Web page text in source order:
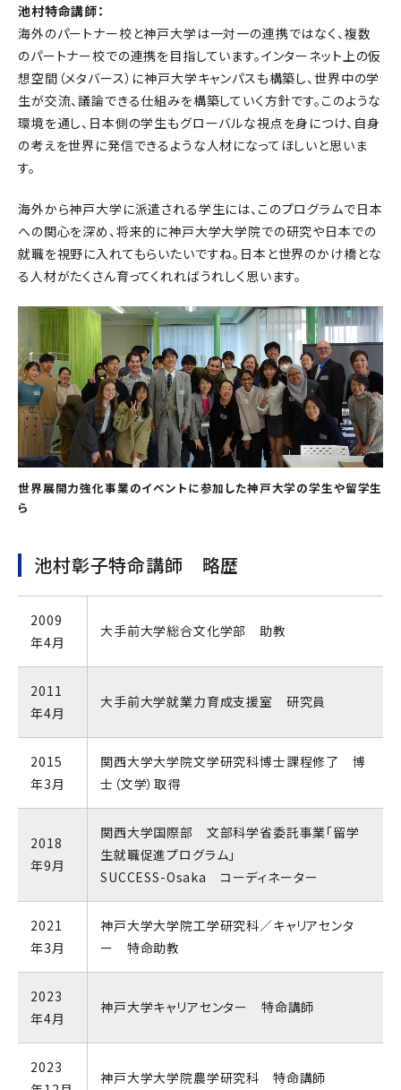
池村特命講師：
海外のパートナー校と神戸大学は一対一の連携ではなく、複数
のパートナー校での連携を目指しています。インターネット上の仮
想空間（メタバース）に神戸大学キャンパスも構築し、世界中の学
生が交流、議論できる仕組みを構築していく方針です。このような
環境を通し、日本側の学生もグローバルな視点を身につけ、自身
の考えを世界に発信できるような人材になってほしいと思いま
す。
海外から神戸大学に派遣される学生には、このプログラムで日本
への関心を深め、将来的に神戸大学大学院での研究や日本での
就職を視野に入れてもらいたいですね。日本と世界のかけ橋とな
る人材がたくさん育ってくれればうれしく思います。
世界展開力強化事業のイベントに参加した神戸大学の学生や留学生
ら
池村彰子特命講師 略歴
2009
年4月
大手前大学総合文化学部 助教
2011
年4月
大手前大学就業力育成支援室 研究員
2015
年3月
関西大学大学院文学研究科博士課程修了 博
士（文学）取得
2018
年9月
関西大学国際部 文部科学省委託事業「留学
生就職促進プログラム」
SUCCESS-Osaka コーディネーター
2021
年3月
神戸大学大学院工学研究科／キャリアセンタ
ー 特命助教
2023
年4月
神戸大学キャリアセンター 特命講師
2023
神戸大学大学院農学研究科 特命講師